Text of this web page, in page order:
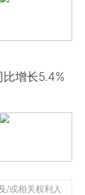
增长5.4%
/或相关权利人